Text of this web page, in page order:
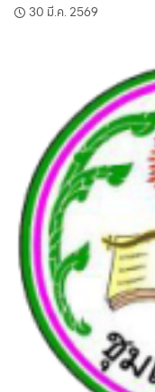
30 มี.ค. 2569